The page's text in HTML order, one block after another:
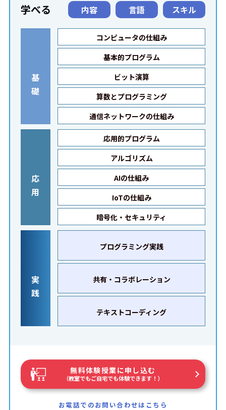
学べる 内容 言語 スキル
基
礎
コンピュータの仕組み
基本的プログラム
ビット演算
算数とプログラミング
通信ネットワークの仕組み
応
用
応用的プログラム
アルゴリズム
AIの仕組み
IoTの仕組み
暗号化・セキュリティ
実
践
プログラミング実践
共有・コラボレーション
テキストコーディング
無料体験授業に申し込む
（教室でもご自宅でも体験できます！）
お電話でのお問い合わせはこちら